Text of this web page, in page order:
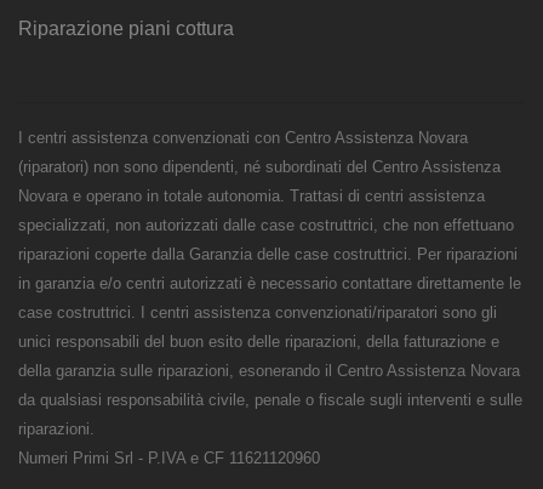
Riparazione piani cottura
I centri assistenza convenzionati con Centro Assistenza Novara
(riparatori) non sono dipendenti, né subordinati del Centro Assistenza
Novara e operano in totale autonomia. Trattasi di centri assistenza
specializzati, non autorizzati dalle case costruttrici, che non effettuano
riparazioni coperte dalla Garanzia delle case costruttrici. Per riparazioni
in garanzia e/o centri autorizzati è necessario contattare direttamente le
case costruttrici. I centri assistenza convenzionati/riparatori sono gli
unici responsabili del buon esito delle riparazioni, della fatturazione e
della garanzia sulle riparazioni, esonerando il Centro Assistenza Novara
da qualsiasi responsabilità civile, penale o fiscale sugli interventi e sulle
riparazioni.
Numeri Primi Srl - P.IVA e CF 11621120960